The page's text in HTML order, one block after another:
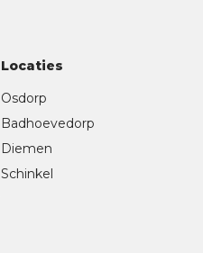
Locaties
Osdorp
Badhoevedorp
Diemen
Schinkel